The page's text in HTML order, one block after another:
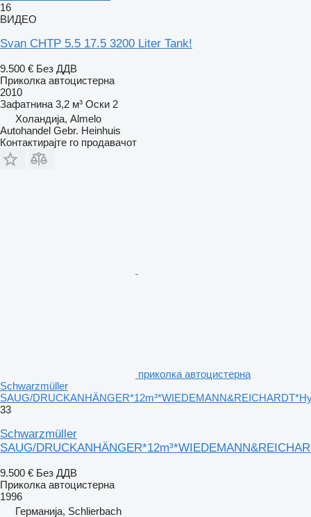
16
ВИДЕО
Svan CHTP 5.5 17.5 3200 Liter Tank!
9.500 € Без ДДВ
Приколка автоцистерна
2010
Зафатнина 3,2 м³ Оски 2
Холандија, Almelo
Autohandel Gebr. Heinhuis
Контактирајте го продавачот
приколка автоцистерна
Schwarzmüller
SAUG/
33
Schwarzmüller
SAUG/
9.500 € Без ДДВ
Приколка автоцистерна
1996
Германија, Schlierbach